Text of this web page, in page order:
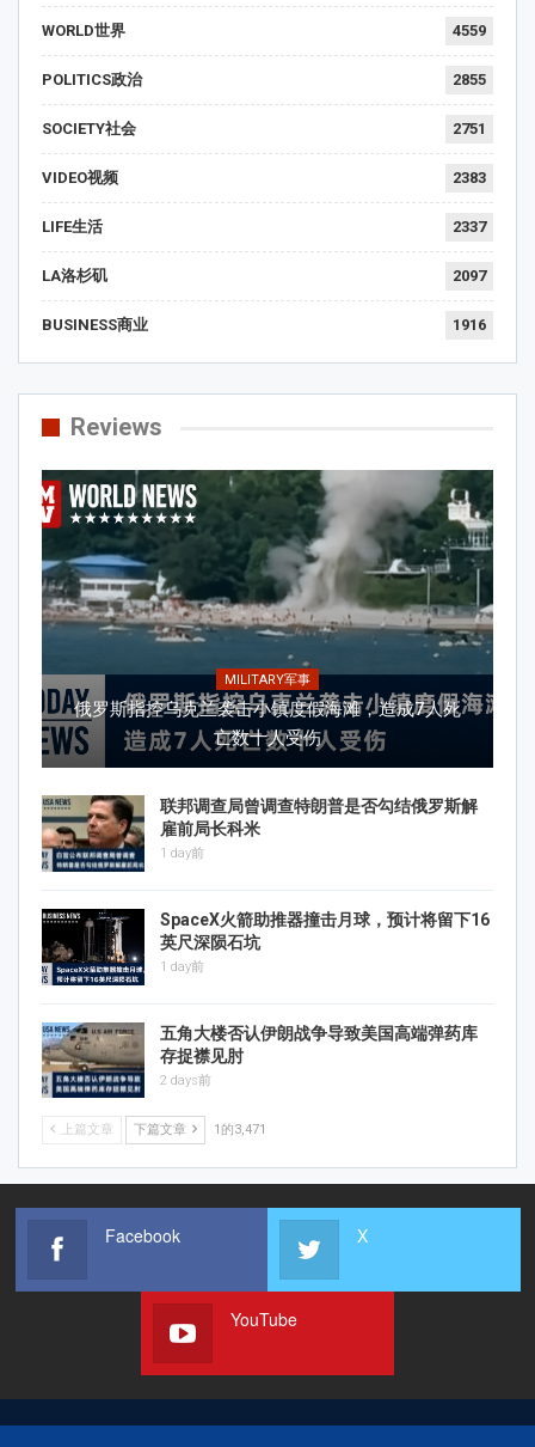
WORLD世界 4559
POLITICS政治 2855
SOCIETY社会 2751
VIDEO视频 2383
LIFE生活 2337
LA洛杉矶 2097
BUSINESS商业 1916
Reviews
MILITARY军事
俄罗斯指控乌克兰袭击小镇度假海滩，造成7人死
亡数十人受伤
联邦调查局曾调查特朗普是否勾结俄罗斯解
雇前局长科米
1 day前
SpaceX火箭助推器撞击月球，预计将留下16
英尺深陨石坑
1 day前
五角大楼否认伊朗战争导致美国高端弹药库
存捉襟见肘
2 days前
上篇文章 下篇文章 1的3,471
Facebook X
YouTube